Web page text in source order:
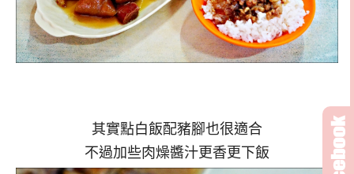
其實點白飯配豬腳也很適合
不過加些肉燥醬汁更香更下飯